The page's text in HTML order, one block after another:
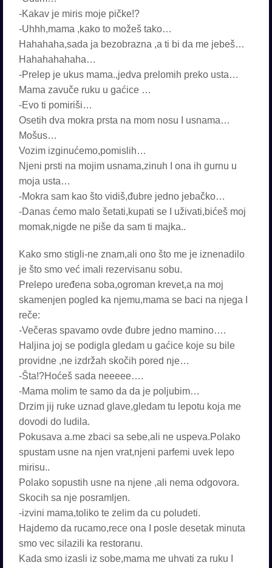
-Kakav je miris moje pičke!?
-Uhhh,mama ,kako to možeš tako…
Hahahaha,sada ja bezobrazna ,a ti bi da me jebeš…
Hahahahahaha…
-Prelep je ukus mama.,jedva prelomih preko usta…
Mama zavuče ruku u gaćice …
-Evo ti pomiriši…
Osetih dva mokra prsta na mom nosu I usnama…
Mošus…
Vozim izginućemo,pomislih…
Njeni prsti na mojim usnama,zinuh I ona ih gurnu u
moja usta…
-Mokra sam kao što vidiš,đubre jedno jebačko…
-Danas ćemo malo šetati,kupati se I uživati,bićeš moj
momak,nigde ne piše da sam ti majka..
Kako smo stigli-ne znam,ali ono što me je iznenadilo
je što smo već imali rezervisanu sobu.
Prelepo uređena soba,ogroman krevet,a na moj
skamenjen pogled ka njemu,mama se baci na njega I
reče:
-Večeras spavamo ovde đubre jedno mamino….
Haljina joj se podigla gledam u gaćice koje su bile
providne ,ne izdržah skočih pored nje…
-Šta!?Hoćeš sada neeeee….
-Mama molim te samo da da je poljubim…
Drzim jij ruke uznad glave,gledam tu lepotu koja me
dovodi do ludila.
Pokusava a.me zbaci sa sebe,ali ne uspeva.Polako
spustam usne na njen vrat,njeni parfemi uvek lepo
mirisu..
Polako sopustih usne na njene ,ali nema odgovora.
Skocih sa nje posramljen.
-izvini mama,toliko te zelim da cu poludeti.
Hajdemo da rucamo,rece ona I posle desetak minuta
smo vec silazili ka restoranu.
Kada smo izasli iz sobe,mama me uhvati za ruku I